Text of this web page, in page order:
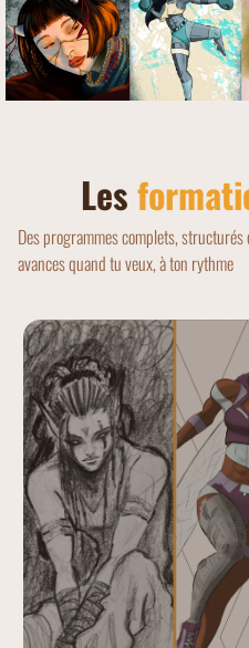
Les
Des programmes complets,
avances quand tu veux, à ton rythme